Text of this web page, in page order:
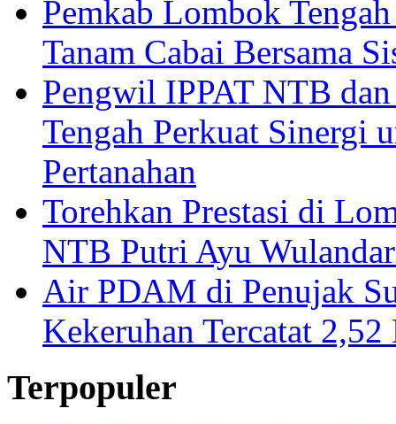
Pemkab Lombok
Tanam Cabai Bersama
Pengwil IPPAT NTB
Tengah Perkuat Sinergi
Pertanahan
Torehkan Prestasi di
NTB Putri Ayu
Air PDAM di Penujak
Kekeruhan Tercatat
Terpopuler